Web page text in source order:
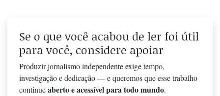
Se o que você acabou de ler foi útil
para você, considere apoiar
Produzir jornalismo independente exige tempo,
investigação e dedicação — e queremos que esse trabalho
continueaberto e acessível para todo mundo.